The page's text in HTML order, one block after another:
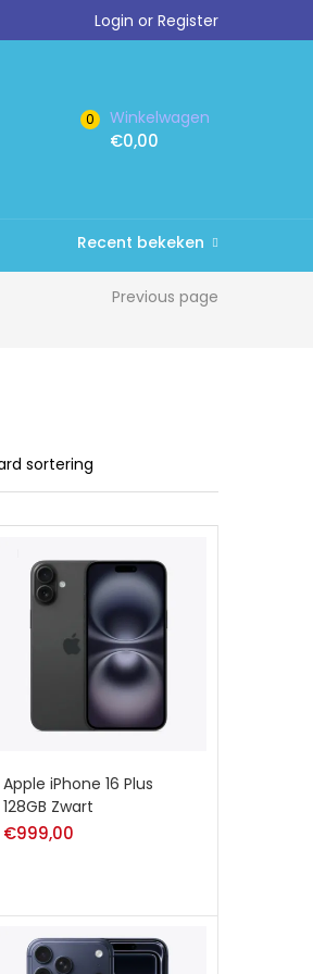
Login or Register
0 Winkelwagen
€0,00
Recent bekeken
Previous page
Apple iPhone 16 Plus
128GB Zwart
€999,00